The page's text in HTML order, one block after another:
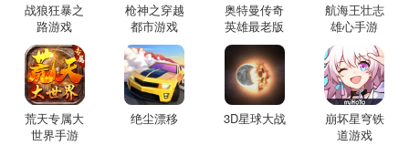
战狼狂暴之
路游戏
枪神之穿越
都市游戏
奥特曼传奇
英雄最老版
本免费
航海王壮志
雄心手游
荒天专属大
世界手游
绝尘漂移 3D星球大战
崩坏星穹铁
道游戏